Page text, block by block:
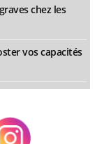
chez les
vos capacités